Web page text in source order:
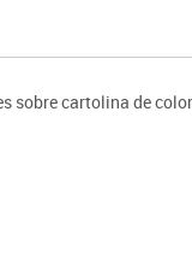
Esports raqueta
Gimnàstica rítmica
sobre cartolina de